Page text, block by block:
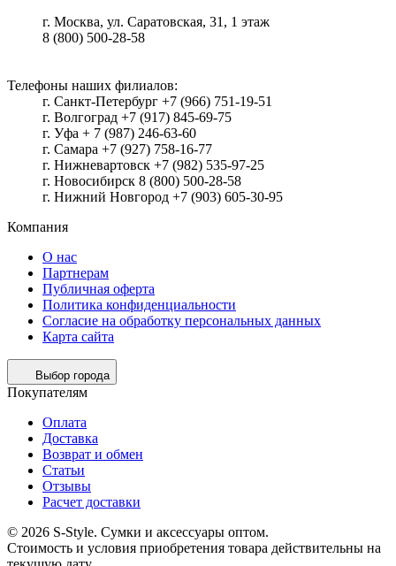
г. Москва, ул. Саратовская, 31, 1 этаж
8 (800) 500-28-58
Телефоны наших филиалов:
г. Санкт-Петербург +7 (966) 751-19-51
г. Волгоград +7 (917) 845-69-75
г. Уфа + 7 (987) 246-63-60
г. Самара +7 (927) 758-16-77
г. Нижневартовск +7 (982) 535-97-25
г. Новосибирск 8 (800) 500-28-58
г. Нижний Новгород +7 (903) 605-30-95
Компания
О нас
Партнерам
Публичная оферта
Политика конфиденциальности
Согласие на обработку персональных данных
Карта сайта
Выбор города
Покупателям
Оплата
Доставка
Возврат и обмен
Статьи
Отзывы
Расчет доставки
© 2026 S-Style. Сумки и аксессуары оптом.
Cтоимость и условия приобретения товара действительны на